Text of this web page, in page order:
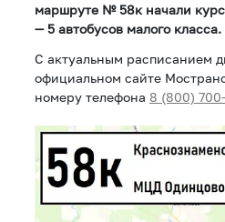
маршруте № 58к начали
— 5 автобусов малого класса.
С актуальным расписанием
официальном сайте
номеру телефона 8 (800)